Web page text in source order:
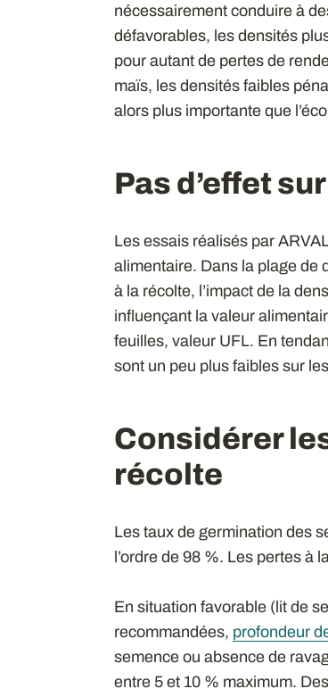
nécessairement conduire à
défavorables, les densités
pour autant de pertes de
maïs, les densités faibles
alors plus importante que
Pas d’effet
Les essais réalisés par
alimentaire. Dans la plage de
à la récolte, l’impact de la
influençant la valeur
feuilles, valeur UFL. En
sont un peu plus faibles sur
Considérer
récolte
Les taux de germination des
l’ordre de 98 %. Les pertes à
En situation favorable (lit de
recommandées, profondeur
semence ou absence de
entre 5 et 10 % maximum.